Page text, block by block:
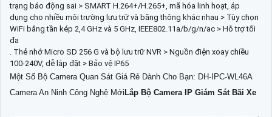
trạng báo động sai > SMART H.264+/H.265+, mã hóa linh hoạt, áp
dụng cho nhiều môi trường lưu trữ và băng thông khác nhau > Tùy chọn
WiFi băng tần kép 2,4 GHz và 5 GHz, IEEE802.11a/b/g/n/ac > Hỗ trợ tối
đa
. Thẻ nhớ Micro SD 256 G và bộ lưu trữ NVR > Nguồn điện xoay chiều
100-240V, dễ lắp đặt > Bảo vệ IP65
Một Số Bộ Camera Quan Sát Giá Rẻ Dành Cho Bạn: DH-IPC-WL46A
Camera An Ninh Công Nghệ Mới Lắp Bộ Camera IP Giám Sát Bãi Xe